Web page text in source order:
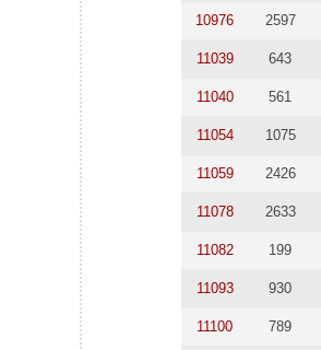
10976 2597
11039 643
11040 561
11054 1075
11059 2426
11078 2633
11082 199
11093 930
11100 789